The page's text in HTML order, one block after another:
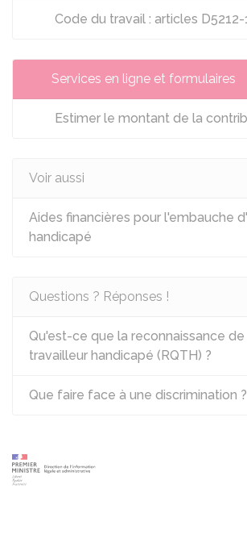
Code du travail : articles D5212-
Services en ligne et formulaires
Estimer le montant de la
Voir aussi
Aides financières pour l'embauche
handicapé
Questions ? Réponses !
Qu'est-ce que la reconnaissance
travailleur handicapé (RQTH) ?
Que faire face à une discrimination ?